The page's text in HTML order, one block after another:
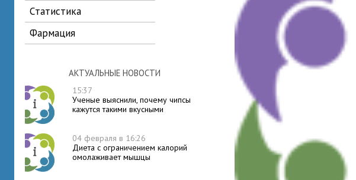
статистика
фармация
АКТУАЛЬНЫЕ НОВОСТИ
15:37
Ученые выяснили, почему чипсы
кажутся такими вкусными
04 февраля в 16:26
Диета с ограничением калорий
омолаживает мышцы